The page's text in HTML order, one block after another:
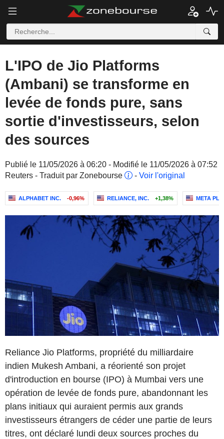
L'IPO de Jio Platforms
(Ambani) se transforme en
levée de fonds pure, sans
sortie d'investisseurs, selon
des sources
Publié le 11/05/2026 à 06:20 - Modifié le 11/05/2026 à 07:52
Reuters - Traduit par Zonebourse
- Voir l'original
ALPHABET INC. -0,96% RELIANCE, INC. +1,38% META
Reliance Jio Platforms, propriété du milliardaire
indien Mukesh Ambani, a réorienté son projet
d'introduction en bourse (IPO) à Mumbai vers une
opération de levée de fonds pure, abandonnant les
plans initiaux qui auraient permis aux grands
investisseurs étrangers de céder une partie de leurs
titres, ont déclaré lundi deux sources proches du